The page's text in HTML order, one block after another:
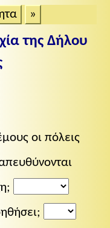
»
της Δήλου
οι πόλεις